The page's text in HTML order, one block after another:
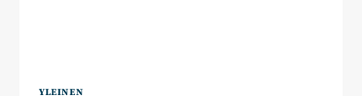
YLEINEN